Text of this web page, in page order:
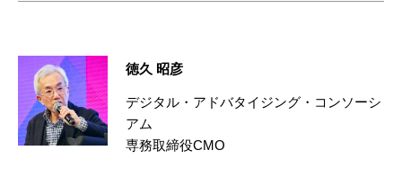
徳久 昭彦
デジタル・アドバタイジング・コンソーシ
アム
専務取締役CMO